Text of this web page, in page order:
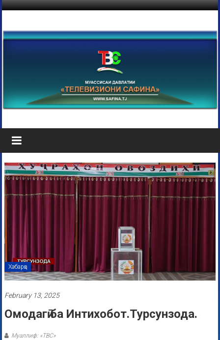
Хабарҳо
February 13, 2025
Омодагӣ ба Интихобот.Турсунзода.
Муаллиф: «ТВС»